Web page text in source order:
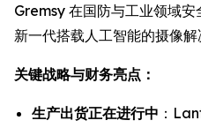
Gremsy 在国防与工业领域
新一代搭载人工智能的摄像解
关键战略与财务亮点：
生产出货正在进行中 ：